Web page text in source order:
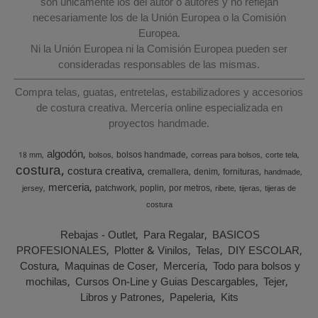
necesariamente los de la Unión Europea o la Comisión
Europea.
Ni la Unión Europea ni la Comisión Europea pueden ser
consideradas responsables de las mismas.
Compra telas, guatas, entretelas, estabilizadores y accesorios
de costura creativa. Mercería online especializada en
proyectos handmade.
18 mm algodón bolsos bolsos handmade correas para bolsos corte tela
costura costura creativa cremallera denim fornituras handmade
jersey merceria patchwork poplin por metros ribete tijeras tijeras de
costura
Rebajas - Outlet Para Regalar BASICOS
PROFESIONALES Plotter & Vinilos Telas DIY ESCOLAR
Costura Maquinas de Coser Mercería Todo para bolsos y
mochilas Cursos On-Line y Guias Descargables Tejer
Libros y Patrones Papeleria Kits